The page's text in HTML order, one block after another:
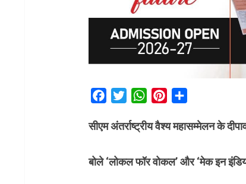
Facebook
TwitterWhatsAppPinterest
सीएम अंतर्राष्ट्रीय वैश्य महासम्मेलन के
बोले ‘लोकल फॉर वोकल’ और ‘मेक इन